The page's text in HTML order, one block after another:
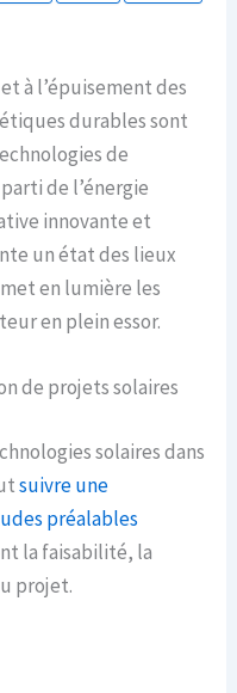
à l’épuisement des
durables sont
de
de l’énergie
innovante et
un état des lieux
en lumière les
en plein essor.
de projets solaires
solaires dans
suivre une
préalables
la faisabilité, la
projet.